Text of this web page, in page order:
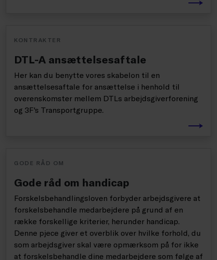
KONTRAKTER
DTL-A ansættelsesaftale
Her kan du benytte vores skabelon til en
ansættelsesaftale for ansættelse i henhold til
overenskomster mellem DTLs arbejdsgiverforening
og 3F's Transportgruppe.
GODE RÅD OM
Gode råd om handicap
Forskelsbehandlingsloven forbyder arbejdsgivere at
forskelsbehandle medarbejdere på grund af en
række forskellige kriterier, herunder handicap.
Denne pjece giver et overblik over hvilke forhold, du
som arbejdsgiver skal være opmærksom på for ikke
at forskelsbehandle dine medarbejdere som følge af